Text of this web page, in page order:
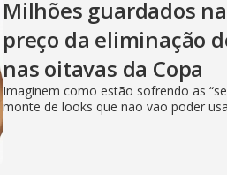
Milhões guardados
preço da eliminação
nas oitavas da Copa
Imaginem como estão sofrendo as
monte de looks que não vão poder